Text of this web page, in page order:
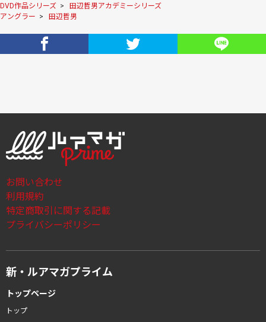
DVD作品シリーズ >
田辺哲男アカデミーシリーズ
アングラー > 田辺哲男
お問い合わせ
利用規約
特定商取引に関する記載
プライバシーポリシー
新・ルアマガプライム
トップページ
トップ